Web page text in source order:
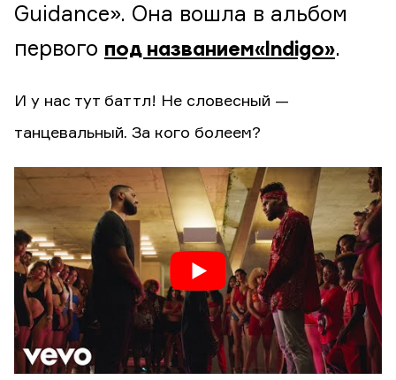
Guidance». Она вошла в альбом
первого под названием «Indigo».
И у нас тут баттл! Не словесный —
танцевальный. За кого болеем?